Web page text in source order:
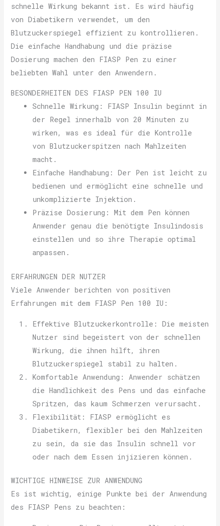
schnelle Wirkung bekannt ist. Es wird häufig
von Diabetikern verwendet, um den
Blutzuckerspiegel effizient zu kontrollieren.
Die einfache Handhabung und die präzise
Dosierung machen den FIASP Pen zu einer
beliebten Wahl unter den Anwendern.
BESONDERHEITEN DES FIASP PEN 100 IU
Schnelle Wirkung: FIASP Insulin beginnt in
der Regel innerhalb von 20 Minuten zu
wirken, was es ideal für die Kontrolle
von Blutzuckerspitzen nach Mahlzeiten
macht.
Einfache Handhabung: Der Pen ist leicht zu
bedienen und ermöglicht eine schnelle und
unkomplizierte Injektion.
Präzise Dosierung: Mit dem Pen können
Anwender genau die benötigte Insulindosis
einstellen und so ihre Therapie optimal
anpassen.
ERFAHRUNGEN DER NUTZER
Viele Anwender berichten von positiven
Erfahrungen mit dem FIASP Pen 100 IU:
Effektive Blutzuckerkontrolle: Die meisten
Nutzer sind begeistert von der schnellen
Wirkung, die ihnen hilft, ihren
Blutzuckerspiegel stabil zu halten.
Komfortable Anwendung: Anwender schätzen
die Handlichkeit des Pens und das einfache
Spritzen, das kaum Schmerzen verursacht.
Flexibilität: FIASP ermöglicht es
Diabetikern, flexibler bei den Mahlzeiten
zu sein, da sie das Insulin schnell vor
oder nach dem Essen injizieren können.
WICHTIGE HINWEISE ZUR ANWENDUNG
Es ist wichtig, einige Punkte bei der Anwendung
des FIASP Pens zu beachten: